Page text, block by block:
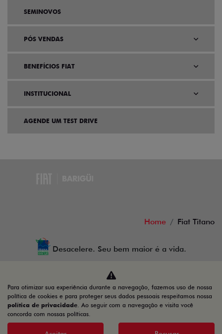
SEMINOVOS
PÓS VENDAS
BENEFÍCIOS FIAT
INSTITUCIONAL
AGENDE UM TEST DRIVE
Home Fiat Titano
Desacelere. Seu bem maior é a vida.
BARIGUI VEICULOS LTDA
79.763.884/0025-63
Para otimizar sua experiência durante a navegação, fazemos uso de nossa
política de cookies e para proteger seus dados pessoais respeitamos nossa
política de privacidade. Ao seguir com a navegação e visita você
concorda com nossas políticas.